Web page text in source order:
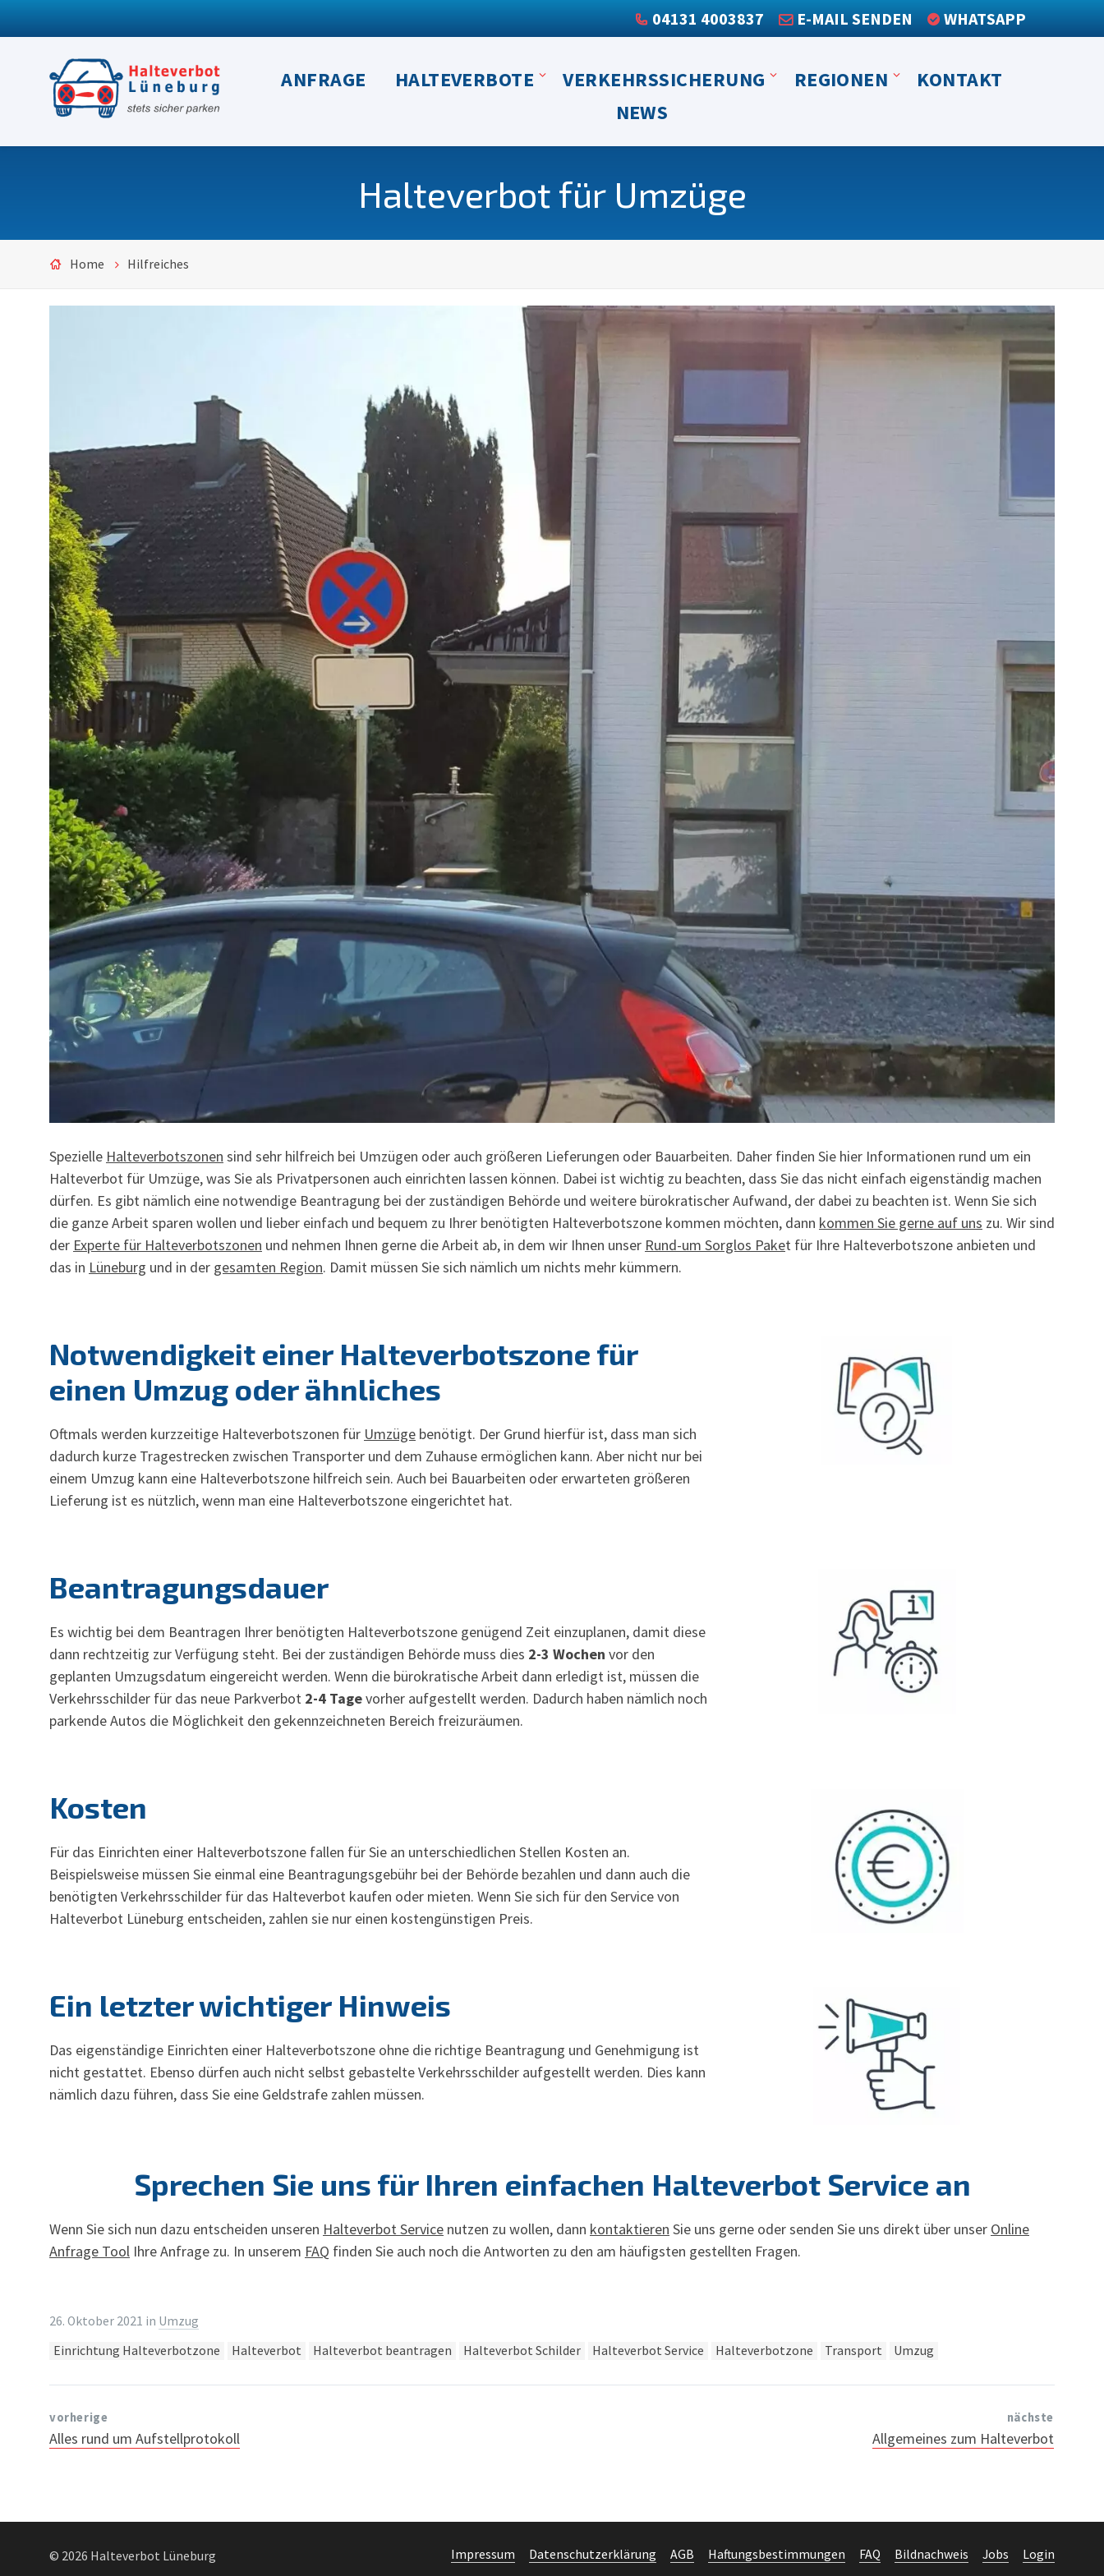
04131 4003837 E-MAIL SENDEN WHATSAPP
ANFRAGE HALTEVERBOTE VERKEHRSSICHERUNG REGIONEN
KONTAKT
NEWS
Halteverbot für Umzüge
Home Hilfreiches
Spezielle Halteverbotszonen sind sehr hilfreich bei Umzügen oder auch größeren Lieferungen oder Bauarbeiten. Daher finden Sie hier Informationen rund um ein
Halteverbot für Umzüge, was Sie als Privatpersonen auch einrichten lassen können. Dabei ist wichtig zu beachten, dass Sie das nicht einfach eigenständig machen
dürfen. Es gibt nämlich eine notwendige Beantragung bei der zuständigen Behörde und weitere bürokratischer Aufwand, der dabei zu beachten ist. Wenn Sie sich
die ganze Arbeit sparen wollen und lieber einfach und bequem zu Ihrer benötigten Halteverbotszone kommen möchten, dann kommen Sie gerne auf uns zu. Wir sind
der Experte für Halteverbotszonen und nehmen Ihnen gerne die Arbeit ab, in dem wir Ihnen unser Rund-um Sorglos Paket für Ihre Halteverbotszone anbieten und
das in Lüneburg und in der gesamten Region. Damit müssen Sie sich nämlich um nichts mehr kümmern.
Notwendigkeit einer Halteverbotszone für
einen Umzug oder ähnliches
Oftmals werden kurzzeitige Halteverbotszonen für Umzüge benötigt. Der Grund hierfür ist, dass man sich
dadurch kurze Tragestrecken zwischen Transporter und dem Zuhause ermöglichen kann. Aber nicht nur bei
einem Umzug kann eine Halteverbotszone hilfreich sein. Auch bei Bauarbeiten oder erwarteten größeren
Lieferung ist es nützlich, wenn man eine Halteverbotszone eingerichtet hat.
Beantragungsdauer
Es wichtig bei dem Beantragen Ihrer benötigten Halteverbotszone genügend Zeit einzuplanen, damit diese
dann rechtzeitig zur Verfügung steht. Bei der zuständigen Behörde muss dies 2-3 Wochen vor den
geplanten Umzugsdatum eingereicht werden. Wenn die bürokratische Arbeit dann erledigt ist, müssen die
Verkehrsschilder für das neue Parkverbot 2-4 Tagevorher aufgestellt werden. Dadurch haben nämlich noch
parkende Autos die Möglichkeit den gekennzeichneten Bereich freizuräumen.
Kosten
Für das Einrichten einer Halteverbotszone fallen für Sie an unterschiedlichen Stellen Kosten an.
Beispielsweise müssen Sie einmal eine Beantragungsgebühr bei der Behörde bezahlen und dann auch die
benötigten Verkehrsschilder für das Halteverbot kaufen oder mieten. Wenn Sie sich für den Service von
Halteverbot Lüneburg entscheiden, zahlen sie nur einen kostengünstigen Preis.
Ein letzter wichtiger Hinweis
Das eigenständige Einrichten einer Halteverbotszone ohne die richtige Beantragung und Genehmigung ist
nicht gestattet. Ebenso dürfen auch nicht selbst gebastelte Verkehrsschilder aufgestellt werden. Dies kann
nämlich dazu führen, dass Sie eine Geldstrafe zahlen müssen.
Sprechen Sie uns für Ihren einfachen Halteverbot Service an
Wenn Sie sich nun dazu entscheiden unseren Halteverbot Service nutzen zu wollen, dann kontaktieren Sie uns gerne oder senden Sie uns direkt über unser Online
Anfrage Tool Ihre Anfrage zu. In unserem FAQ finden Sie auch noch die Antworten zu den am häufigsten gestellten Fragen.
26. Oktober 2021 in Umzug
Tags:
Einrichtung Halteverbotzone Halteverbot Halteverbot beantragen Halteverbot Schilder Halteverbot Service Halteverbotzone Transport Umzug
vorherige
Alles rund um Aufstellprotokoll
nächste
Allgemeines zum Halteverbot
Impressum Datenschutzerklärung AGB Haftungsbestimmungen FAQ Bildnachweis Jobs Login
© 2026 Halteverbot Lüneburg